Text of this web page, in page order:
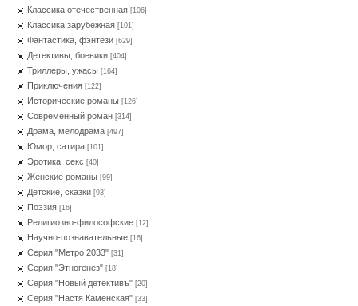
Классика отечественная [106]
Классика зарубежная [101]
Фантастика, фэнтези [629]
Детективы, боевики [404]
Триллеры, ужасы [164]
Приключения [122]
Исторические романы [126]
Современный роман [314]
Драма, мелодрама [497]
Юмор, сатира [101]
Эротика, секс [40]
Женские романы [99]
Детские, сказки [93]
Поэзия [16]
Религиозно-философские [12]
Научно-познавательные [16]
Серия "Метро 2033" [31]
Серия "Этногенез" [18]
Серия "Новый детективъ" [20]
Серия "Настя Каменская" [33]